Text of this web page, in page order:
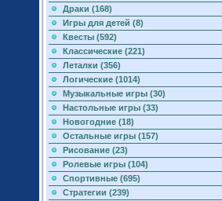
Драки (168)
Игры для детей (8)
Квесты (592)
Классические (221)
Леталки (356)
Логические (1014)
Музыкальные игры (30)
Настольные игры (33)
Новогодние (18)
Остальные игры (157)
Рисование (23)
Ролевые игры (104)
Спортивные (695)
Стратегии (239)